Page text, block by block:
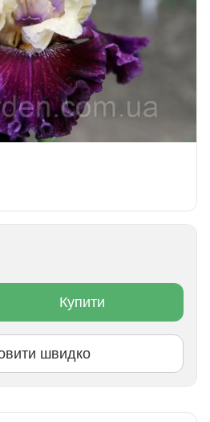
Купити
швидко